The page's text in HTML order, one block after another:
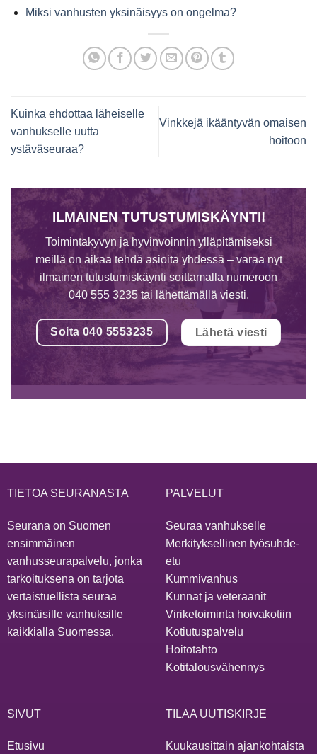
Miksi vanhusten yksinäisyys on ongelma?
Kuinka ehdottaa läheiselle
vanhukselle uutta
ystäväseuraa?
Vinkkejä ikääntyvän omaisen
hoitoon
ILMAINEN TUTUSTUMISKÄYNTI!
Toimintakyvyn ja hyvinvoinnin ylläpitämiseksi
meillä on aikaa tehdä asioita yhdessä – varaa nyt
ilmainen tutustumiskäynti soittamalla numeroon
040 555 3235 tai lähettämällä viesti.
Soita 040 5553235 Lähetä viesti
TIETOA SEURANASTA
Seurana on Suomen
ensimmäinen
vanhusseurapalvelu, jonka
tarkoituksena on tarjota
vertaistuellista seuraa
yksinäisille vanhuksille
kaikkialla Suomessa.
PALVELUT
Seuraa vanhukselle
Merkityksellinen työsuhde-
etu
Kummivanhus
Kunnat ja veteraanit
Viriketoiminta hoivakotiin
Kotiutuspalvelu
Hoitotahto
Kotitalousvähennys
SIVUT
Etusivu
TILAA UUTISKIRJE
Kuukausittain ajankohtaista